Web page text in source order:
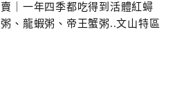
賣｜一年四季都吃得到活體紅蟳
粥、龍蝦粥、帝王蟹粥..文山特區